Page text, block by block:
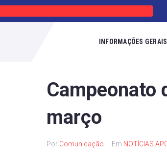
INFORMAÇÕES GERAIS
Campeonato
março
Por Comunicação Em NOTÍCIAS